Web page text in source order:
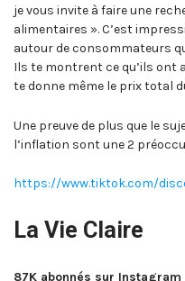
je vous invite à faire une
alimentaires ». C’est
autour de consommateurs
Ils te montrent ce qu’ils ont
te donne même le prix total
Une preuve de plus que le
l’inflation sont une 2
https://www.tiktok.com/
La Vie Claire
87K abonnés sur Instagram